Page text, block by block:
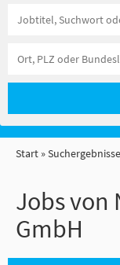
Start Suchergebnisse
Jobs von
GmbH